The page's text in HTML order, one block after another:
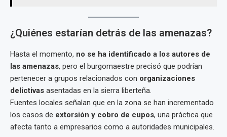
¿Quiénes estarían detrás de las amenazas?
Hasta el momento, no se ha identificado a los autores de
las amenazas, pero el burgomaestre precisó que podrían
pertenecer a grupos relacionados con organizaciones
delictivas asentadas en la sierra liberteña.
Fuentes locales señalan que en la zona se han incrementado
los casos de extorsión y cobro de cupos, una práctica que
afecta tanto a empresarios como a autoridades municipales.